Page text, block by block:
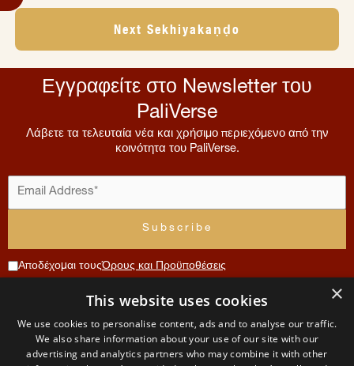
Next Sekhiyakaṇḍo
Εγγραφείτε στο Newsletter του
PaliVerse
Λάβετε τα τελευταία νέα και χρήσιμο περιεχόμενο από την
κοινότητα του PaliVerse.
Αποδέχομαι τουςΌρους και Προϋποθέσεις
The
Μενού
Αρχική
Συνεισφορά
ΕπικοινωνίαΛογαριασμός
Αίτηση
μέλους
Όροι
Χρήσης
και
×
This website uses cookies
We use cookies to personalise content, ads and to analyse our traffic.
We also share information about your use of our site with our
advertising and analytics partners who may combine it with other